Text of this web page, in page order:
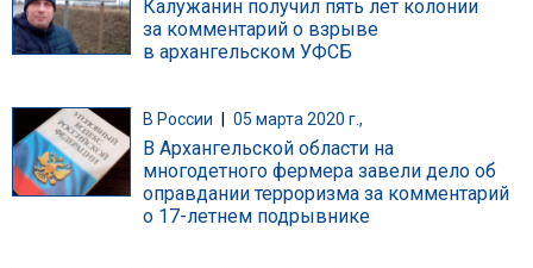
Калужанин получил пять лет колонии
за комментарий о взрыве
в архангельском УФСБ
В России 05 марта 2020 г.,
В Архангельской области на
многодетного фермера завели дело об
оправдании терроризма за комментарий
о 17-летнем подрывнике